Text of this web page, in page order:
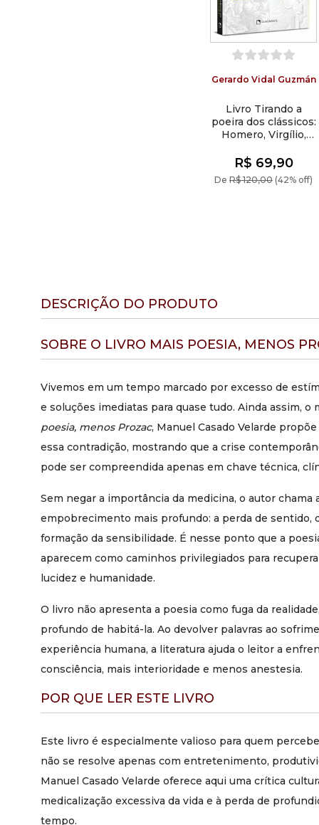
Gerardo Vidal Guzmán
Livro Tirando a
poeira dos clássicos:
Homero, Virgílio,
De R$ 120,00 (42% off)
R$ 69,90
DESCRIÇÃO DO PRODUTO
SOBRE O LIVRO MAIS POESIA, MENOS
Vivemos em um tempo marcado por excesso de
e soluções imediatas para quase tudo. Ainda assim, o
poesia, menos Prozac, Manuel Casado Velarde
essa contradição, mostrando que a crise
pode ser compreendida apenas em chave técnica,
Sem negar a importância da medicina, o autor chama
empobrecimento mais profundo: a perda de sentido,
formação da sensibilidade. É nesse ponto que a
aparecem como caminhos privilegiados para
lucidez e humanidade.
O livro não apresenta a poesia como fuga da
profundo de habitá-la. Ao devolver palavras ao
experiência humana, a literatura ajuda o leitor a
consciência, mais interioridade e menos anestesia.
POR QUE LER ESTE LIVRO
Este livro é especialmente valioso para quem
não se resolve apenas com entretenimento,
Manuel Casado Velarde oferece aqui uma crítica
medicalização excessiva da vida e à perda de
tempo.